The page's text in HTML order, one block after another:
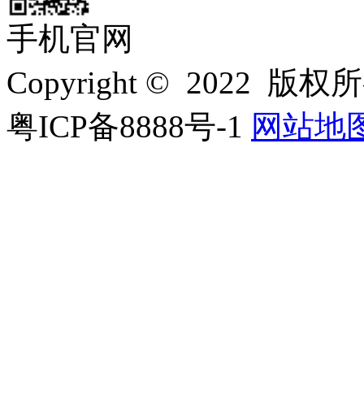
手机官网
Copyright © 2022 版权
粤ICP备8888号-1 网站地